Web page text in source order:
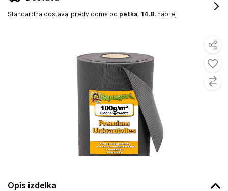
Opis izdelka
Standardna dostava predvidoma od petka, 14.8. naprej